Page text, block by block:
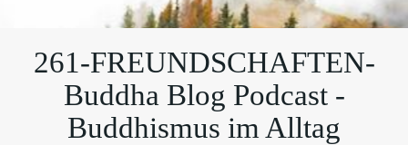
261-FREUNDSCHAFTEN-
Buddha Blog Podcast -
Buddhismus im Alltag